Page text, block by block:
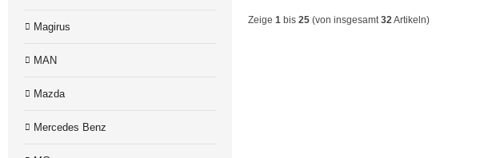
Zeige 1 bis 25 (von insgesamt32Artikeln)
Magirus
MAN
Mazda
Mercedes Benz